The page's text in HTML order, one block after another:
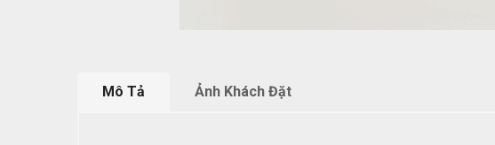
Mô Tả Ảnh Khách Đặt